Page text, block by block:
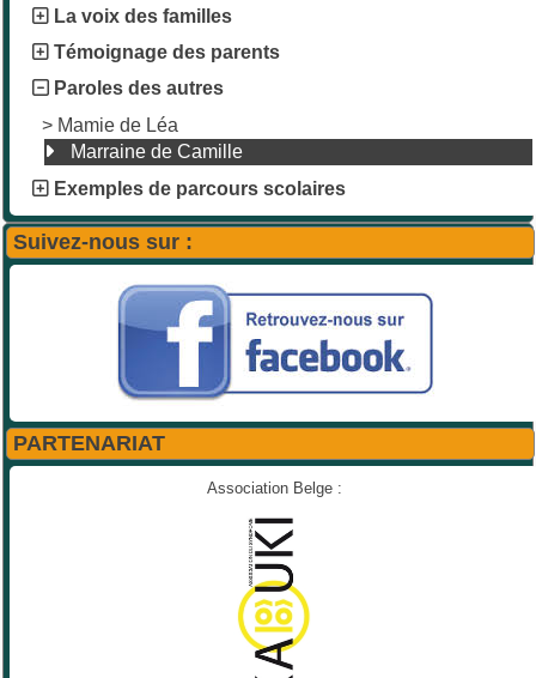
La voix des familles
Témoignage des parents
Paroles des autres
> Mamie de Léa
Marraine de Camille
Exemples de parcours scolaires
Suivez-nous sur :
PARTENARIAT
Association Belge :